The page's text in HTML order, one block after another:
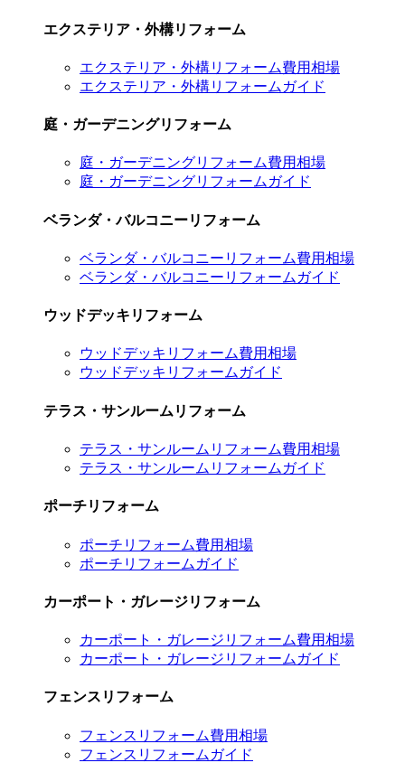
エクステリア・外構リフォーム
エクステリア・外構リフォーム費用相場
エクステリア・外構リフォームガイド
庭・ガーデニングリフォーム
庭・ガーデニングリフォーム費用相場
庭・ガーデニングリフォームガイド
ベランダ・バルコニーリフォーム
ベランダ・バルコニーリフォーム費用相場
ベランダ・バルコニーリフォームガイド
ウッドデッキリフォーム
ウッドデッキリフォーム費用相場
ウッドデッキリフォームガイド
テラス・サンルームリフォーム
テラス・サンルームリフォーム費用相場
テラス・サンルームリフォームガイド
ポーチリフォーム
ポーチリフォーム費用相場
ポーチリフォームガイド
カーポート・ガレージリフォーム
カーポート・ガレージリフォーム費用相場
カーポート・ガレージリフォームガイド
フェンスリフォーム
フェンスリフォーム費用相場
フェンスリフォームガイド